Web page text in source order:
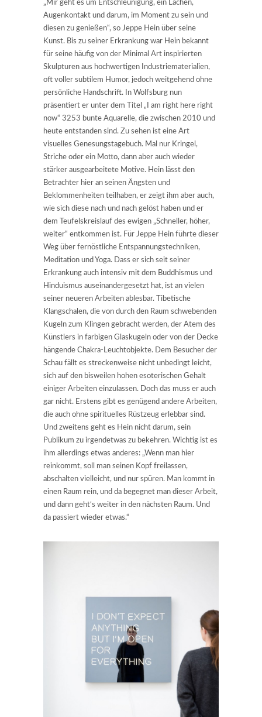
„Mir geht es um Entschleunigung, ein Lachen,
Augenkontakt und darum, im Moment zu sein und
diesen zu genießen“, so Jeppe Hein über seine
Kunst. Bis zu seiner Erkrankung war Hein bekannt
für seine häufig von der Minimal Art inspirierten
Skulpturen aus hochwertigen Industriematerialien,
oft voller subtilem Humor, jedoch weitgehend ohne
persönliche Handschrift. In Wolfsburg nun
präsentiert er unter dem Titel „I am right here right
now“ 3253 bunte Aquarelle, die zwischen 2010 und
heute entstanden sind. Zu sehen ist eine Art
visuelles Genesungstagebuch. Mal nur Kringel,
Striche oder ein Motto, dann aber auch wieder
stärker ausgearbeitete Motive. Hein lässt den
Betrachter hier an seinen Ängsten und
Beklommenheiten teilhaben, er zeigt ihm aber auch,
wie sich diese nach und nach gelöst haben und er
dem Teufelskreislauf des ewigen „Schneller, höher,
weiter“ entkommen ist. Für Jeppe Hein führte dieser
Weg über fernöstliche Entspannungstechniken,
Meditation und Yoga. Dass er sich seit seiner
Erkrankung auch intensiv mit dem Buddhismus und
Hinduismus auseinandergesetzt hat, ist an vielen
seiner neueren Arbeiten ablesbar. Tibetische
Klangschalen, die von durch den Raum schwebenden
Kugeln zum Klingen gebracht werden, der Atem des
Künstlers in farbigen Glaskugeln oder von der Decke
hängende Chakra-Leuchtobjekte. Dem Besucher der
Schau fällt es streckenweise nicht unbedingt leicht,
sich auf den bisweilen hohen esoterischen Gehalt
einiger Arbeiten einzulassen. Doch das muss er auch
gar nicht. Erstens gibt es genügend andere Arbeiten,
die auch ohne spirituelles Rüstzeug erlebbar sind.
Und zweitens geht es Hein nicht darum, sein
Publikum zu irgendetwas zu bekehren. Wichtig ist es
ihm allerdings etwas anderes: „Wenn man hier
reinkommt, soll man seinen Kopf freilassen,
abschalten vielleicht, und nur spüren. Man kommt in
einen Raum rein, und da begegnet man dieser Arbeit,
und dann geht‘s weiter in den nächsten Raum. Und
da passiert wieder etwas.“